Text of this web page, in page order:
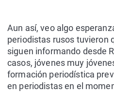
Aun así, veo algo
periodistas rusos tuvieron
siguen informando desde
casos, jóvenes muy
formación periodística
en periodistas en el